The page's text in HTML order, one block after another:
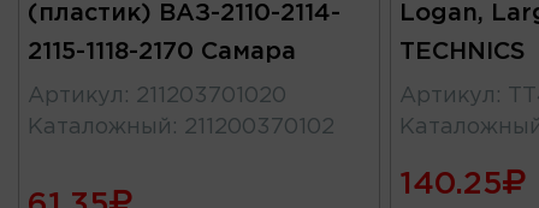
(пластик) ВАЗ-2110-2114-
2115-1118-2170 Самара
Артикул : 211203701020
Каталожный : 211200370102
Logan,
TECHNICS
Артикул :
140.25